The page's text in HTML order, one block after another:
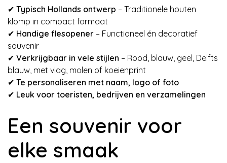
✔ Typisch Hollands ontwerp – Traditionele houten
klomp in compact formaat
✔ Handige flesopener – Functioneel én decoratief
souvenir
✔ Verkrijgbaar in vele stijlen – Rood, blauw, geel, Delfts
blauw, met vlag, molen of koeienprint
✔ Te personaliseren met naam, logo of foto
✔ Leuk voor toeristen, bedrijven en verzamelingen
Een souvenir voor
elke smaak